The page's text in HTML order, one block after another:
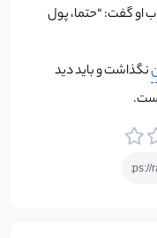
او گفت: “حتما، پول
نگذاشت و باید دید